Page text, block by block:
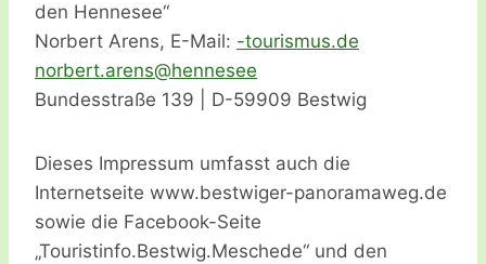
den Hennesee“
Norbert Arens, E-Mail:
ed.su
msiru
ot-
ee
senne
h@sne
ra.tr
ebron
Bundesstraße 139 | D-59909 Bestwig
Dieses Impressum umfasst auch die
Internetseite www.bestwiger-panoramaweg.de
sowie die Facebook-Seite
„Touristinfo.Bestwig.Meschede“ und den